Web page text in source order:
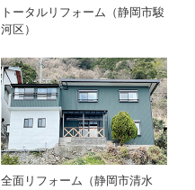
トータルリフォーム（静岡市駿
河区）
全面リフォーム（静岡市清水